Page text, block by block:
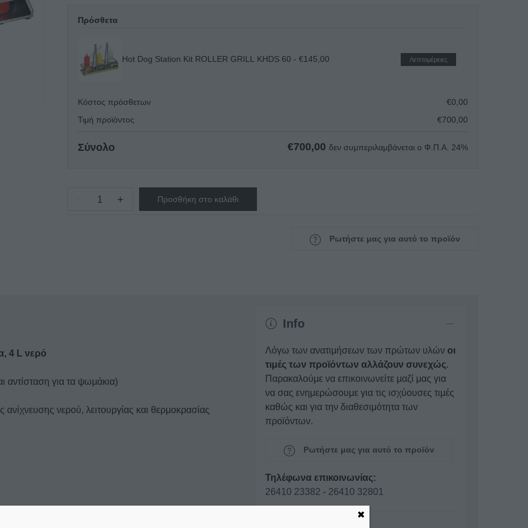
Πρόσθετα
Hot Dog Station Kit ROLLER GRILL KHDS 60 - €145,00 Λεπτομέρειες
Κόστος πρόσθετων €0,00
Τιμή προϊόντος
€700,00
Σύνολο €700,00 δεν συμπεριλαμβάνεται ο Φ.Π.Α. 24%
+ Προσθήκη στο καλάθι
Ρωτήστε μας για αυτό το προϊόν
4 L νερό
αντίσταση για τα ψωμάκια)
ανίχνευσης νερού, λειτουργίας και θερμοκρασίας
Info
Λόγω των ανατιμήσεων των πρώτων υλών οι
τιμές των προϊόντων αλλάζουν συνεχώς.
Παρακαλούμε να επικοινωνείτε μαζί μας για
να σας ενημερώσουμε για τις ισχύουσες τιμές
καθώς και για την διαθεσιμότητα των
προϊόντων.
Ρωτήστε μας για αυτό το προϊόν
Τηλέφωνα επικοινωνίας:
26410 23382 - 26410 32801
✖